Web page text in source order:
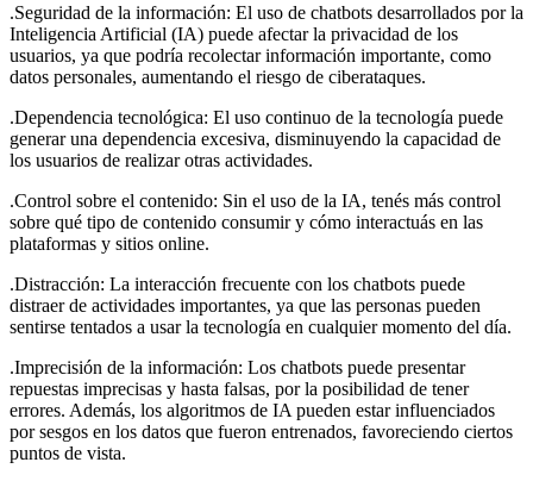
.Seguridad de la información: El uso de chatbots desarrollados por la
Inteligencia Artificial (IA) puede afectar la privacidad de los
usuarios, ya que podría recolectar información importante, como
datos personales, aumentando el riesgo de ciberataques.
.Dependencia tecnológica: El uso continuo de la tecnología puede
generar una dependencia excesiva, disminuyendo la capacidad de
los usuarios de realizar otras actividades.
.Control sobre el contenido: Sin el uso de la IA, tenés más control
sobre qué tipo de contenido consumir y cómo interactuás en las
plataformas y sitios online.
.Distracción: La interacción frecuente con los chatbots puede
distraer de actividades importantes, ya que las personas pueden
sentirse tentados a usar la tecnología en cualquier momento del día.
.Imprecisión de la información: Los chatbots puede presentar
repuestas imprecisas y hasta falsas, por la posibilidad de tener
errores. Además, los algoritmos de IA pueden estar influenciados
por sesgos en los datos que fueron entrenados, favoreciendo ciertos
puntos de vista.